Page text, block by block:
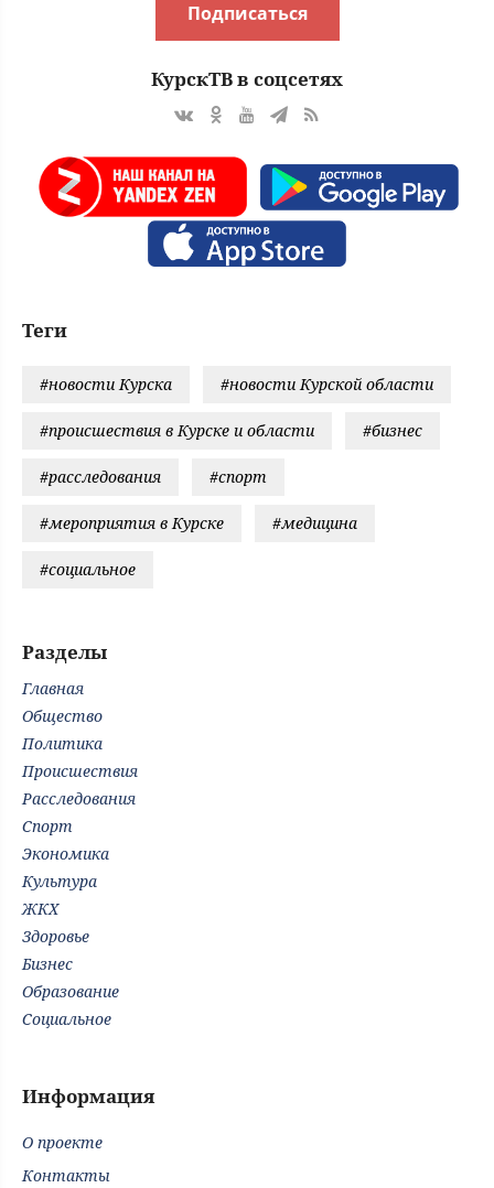
Подписаться
КурскТВ в соцсетях
Теги
#новости Курска #новости Курской области
#происшествия в Курске и области #бизнес
#расследования #спорт
#мероприятия в Курске #медицина
#социальное
Разделы
Главная
Общество
Политика
Происшествия
Расследования
Спорт
Экономика
Культура
ЖКХ
Здоровье
Бизнес
Образование
Социальное
Информация
О проекте
Контакты